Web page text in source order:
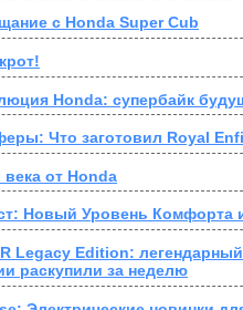
с Honda Super Cub
Honda: супербайк
Что заготовил Royal
века от Honda
Новый Уровень Комфорта
Legacy Edition:
раскупили за неделю